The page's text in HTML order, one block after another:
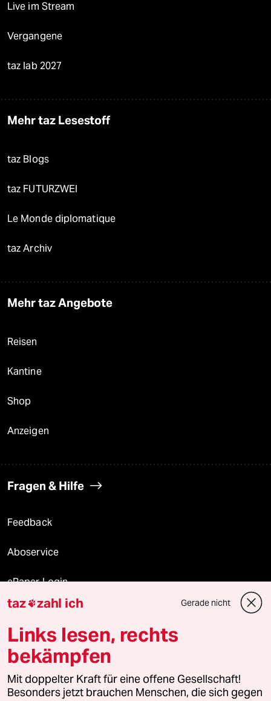
Live im Stream
Vergangene
taz lab 2027
Mehr taz Lesestoff
taz Blogs
taz FUTURZWEI
Le Monde diplomatique
taz Archiv
Mehr taz Angebote
Reisen
Kantine
Shop
Anzeigen
Fragen & Hilfe
Feedback
Aboservice
ePaper Login
Downloads für Abonnierende
© 2026 taz Verlags und Vertriebs GmbH
Alle Rechte vorbehalten. Bei rechtlichen Fragen oder für Genehmigungen
wenden Sie sich bitte an
lizenzen@taz.de
taz zahl ich Gerade nicht
Links lesen, rechts
bekämpfen
Mit doppelter Kraft für eine offene Gesellschaft!
Besonders jetzt brauchen Menschen, die sich gegen